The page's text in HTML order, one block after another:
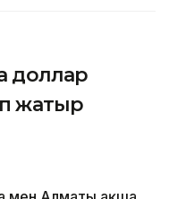
доллар
жатыр